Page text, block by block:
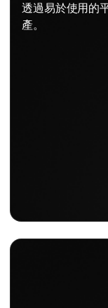
透過易於使用的
產。